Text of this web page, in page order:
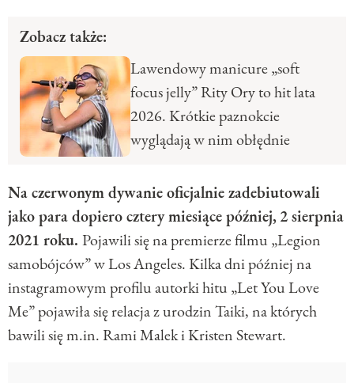
Zobacz także:
Lawendowy manicure „soft
focus jelly” Rity Ory to hit lata
2026. Krótkie paznokcie
wyglądają w nim obłędnie
Na czerwonym dywanie oficjalnie zadebiutowali
jako para dopiero cztery miesiące później, 2 sierpnia
2021 roku. Pojawili się na premierze filmu „Legion
samobójców” w Los Angeles. Kilka dni później na
instagramowym profilu autorki hitu „Let You Love
Me” pojawiła się relacja z urodzin Taiki, na których
bawili się m.in. Rami Malek i Kristen Stewart.